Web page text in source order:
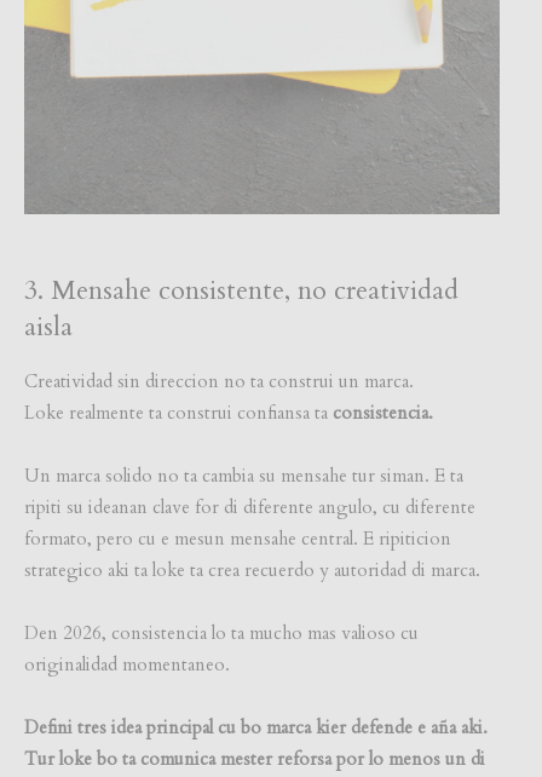
3. Mensahe consistente, no creatividad
aisla
Creatividad sin direccion no ta construi un marca.
Loke realmente ta construi confiansa ta consistencia.
Un marca solido no ta cambia su mensahe tur siman. E ta
ripiti su ideanan clave for di diferente angulo, cu diferente
formato, pero cu e mesun mensahe central. E ripiticion
strategico aki ta loke ta crea recuerdo y autoridad di marca.
Den 2026, consistencia lo ta mucho mas valioso cu
originalidad momentaneo.
Defini tres idea principal cu bo marca kier defende e aña aki.
Tur loke bo ta comunica mester reforsa por lo menos un di